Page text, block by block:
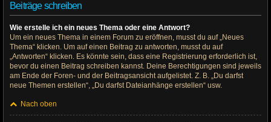
Beiträge schreiben
Wie erstelle ich ein neues Thema oder eine Antwort?
Um ein neues Thema in einem Forum zu eröffnen, musst du auf „Neues
Thema“ klicken. Um auf einen Beitrag zu antworten, musst du auf
„Antworten“ klicken. Es könnte sein, dass eine Registrierung erforderlich ist,
bevor du einen Beitrag schreiben kannst. Deine Berechtigungen sind jeweils
am Ende der Foren- und der Beitragsansicht aufgelistet. Z. B. „Du darfst
neue Themen erstellen“, „Du darfst Dateianhänge erstellen“ usw.
Nach oben